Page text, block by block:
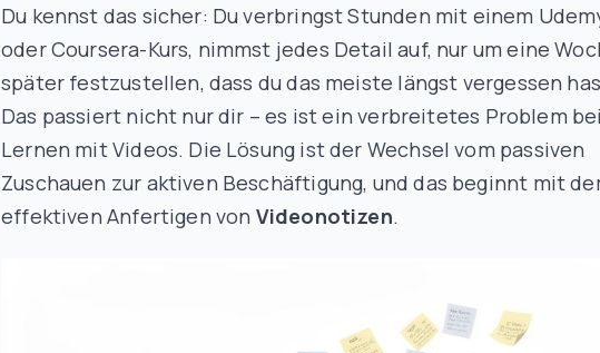
Du kennst das sicher: Du verbringst Stunden mit einem
oder Coursera-Kurs, nimmst jedes Detail auf, nur um eine
später festzustellen, dass du das meiste längst vergessen
Das passiert nicht nur dir – es ist ein verbreitetes Problem
Lernen mit Videos. Die Lösung ist der Wechsel vom passiven
Zuschauen zur aktiven Beschäftigung, und das beginnt mit
effektiven Anfertigen von Videonotizen.